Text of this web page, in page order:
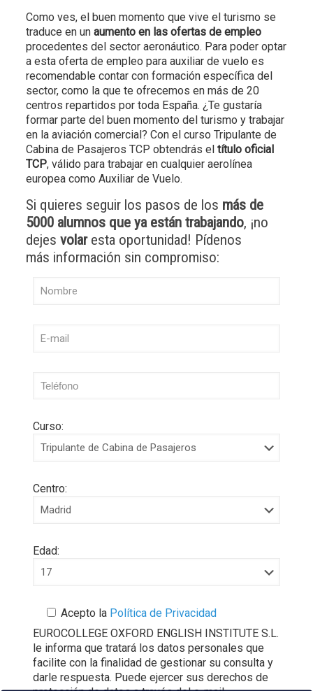
Como ves, el buen momento que vive el turismo se
traduce en un aumento en las ofertas de empleo
procedentes del sector aeronáutico. Para poder optar
a esta oferta de empleo para auxiliar de vuelo es
recomendable contar con formación específica del
sector, como la que te ofrecemos en más de 20
centros repartidos por toda España. ¿Te gustaría
formar parte del buen momento del turismo y trabajar
en la aviación comercial? Con el curso Tripulante de
Cabina de Pasajeros TCP obtendrás eltítulo oficial
TCP, válido para trabajar en cualquier aerolínea
europea como Auxiliar de Vuelo.
Si quieres seguir los pasos de los más de
5000 alumnos que ya están trabajando, ¡no
dejes volar esta oportunidad! Pídenos
más información sin compromiso:
Curso:
Centro:
Edad:
Acepto laPolítica de Privacidad
EUROCOLLEGE OXFORD ENGLISH INSTITUTE S.L.
le informa que tratará los datos personales que
facilite con la finalidad de gestionar su consulta y
darle respuesta. Puede ejercer sus derechos de